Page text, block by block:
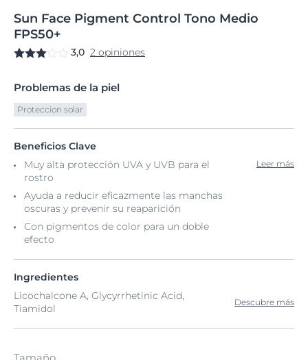
Sun Face Pigment Control Tono Medio
FPS50+
3,0 2 opiniones
Problemas de la piel
Proteccion solar
Beneficios Clave
Muy alta protección UVA y UVB para el
rostro
Ayuda a reducir eficazmente las manchas
oscuras y prevenir su reaparición
Con pigmentos de color para un doble
efecto
Leer más
Ingredientes
Licochalcone A, Glycyrrhetinic Acid,
Tiamidol
Descubre más